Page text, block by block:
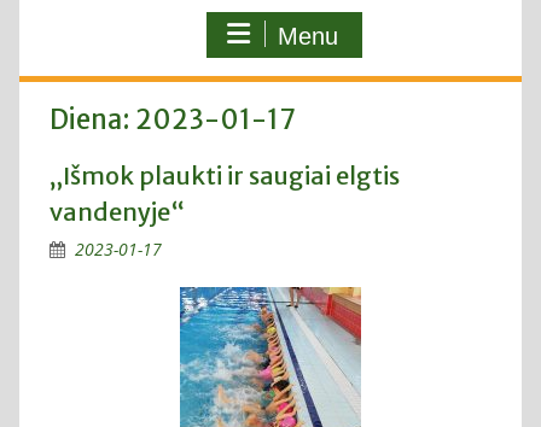
Menu
Diena: 2023-01-17
„Išmok plaukti ir saugiai elgtis
vandenyje“
2023-01-17